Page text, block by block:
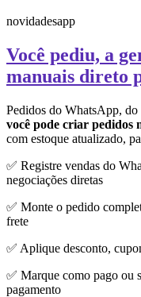
novidadesapp
Você pediu, a
manuais direto
Pedidos do WhatsApp, do
você pode criar pedidos
com estoque atualizado,
✅ Registre vendas do
negociações diretas
✅ Monte o pedido
frete
✅ Aplique desconto,
✅ Marque como pago ou
pagamento